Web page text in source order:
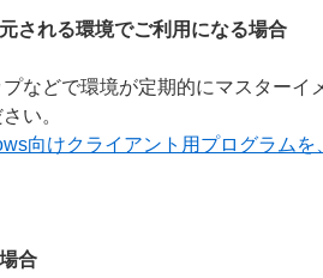
される環境でご利用になる場合
などで環境が定期的にマスター
い。
向けクライアント用プログラム
合